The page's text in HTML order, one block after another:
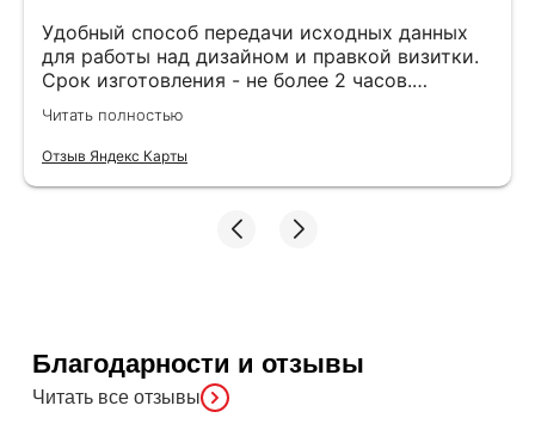
Удобный способ передачи исходных данных
для работы над дизайном и правкой визитки.
Срок изготовления - не более 2 часов.
Специалисты компетентные. Офис находится
в удобном месте, найти не составило труда.
Читать полностью
Отзыв Яндекс Карты
Благодарности и отзывы
Читать все отзывы